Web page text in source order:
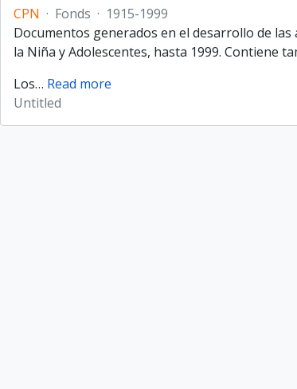
CPN · Fonds · 1915-1999
Documentos generados en el desarrollo de las
la Niña y Adolescentes, hasta 1999. Contiene
Los… Read more
Untitled